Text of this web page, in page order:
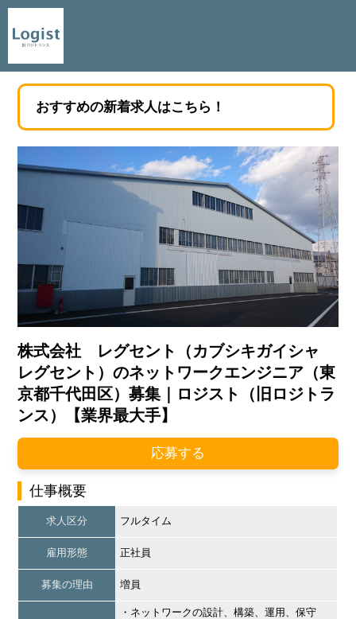
おすすめの新着求人はこちら！
株式会社 レグセント（カブシキガイシャ
レグセント）のネットワークエンジニア（東
京都千代田区）募集｜ロジスト（旧ロジトラ
ンス）【業界最大手】
応募する
仕事概要
求人区分 フルタイム
雇用形態 正社員
募集の理由 増員
・ネットワークの設計、構築、運用、保守